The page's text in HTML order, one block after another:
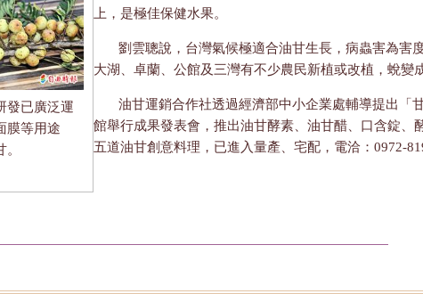
發已廣泛運
膜等用途
上，是極佳保健水果。
劉雲聰說，台灣氣候極適合油甘生長，病蟲害為害
大湖、卓蘭、公館及三灣有不少農民新植或改植，蛻變
油甘運銷合作社透過經濟部中小企業處輔導提出「
館舉行成果發表會，推出油甘酵素、油甘醋、口含錠、
五道油甘創意料理，已進入量產、宅配，電洽：0972-